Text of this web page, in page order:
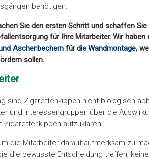
benötigen.
Sie den ersten Schritt und schaffen
für Ihre Mitarbeiter. Wir haben
Aschenbechern für die Wandmontage,
sollen.
sind Zigarettenkippen nicht biologisch
und Interessengruppen über die
Zigarettenkippen aufzuklären.
die Mitarbeiter darauf aufmerksam zu
die bewusste Entscheidung treffen, keine